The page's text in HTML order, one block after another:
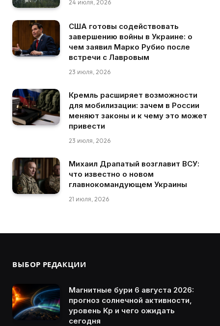
24 июля, 2026
США готовы содействовать
завершению войны в Украине: о
чем заявил Марко Рубио после
встречи с Лавровым
23 июля, 2026
Кремль расширяет возможности
для мобилизации: зачем в России
меняют законы и к чему это может
привести
23 июля, 2026
Михаил Драпатый возглавит ВСУ:
что известно о новом
главнокомандующем Украины
21 июля, 2026
ВЫБОР РЕДАКЦИИ
Магнитные бури 6 августа 2026:
прогноз солнечной активности,
уровень Kp и чего ожидать
сегодня